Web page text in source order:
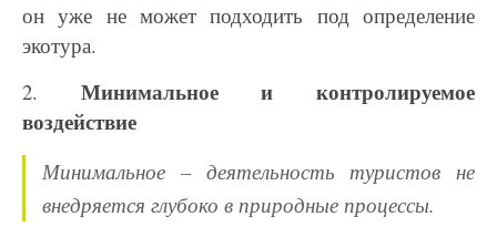
он уже не можетподходить под определение
экотура.
2. Минимальное и контролируемое
воздействие
Минимальное – деятельность туристов не
внедряется глубоко в природные процессы.